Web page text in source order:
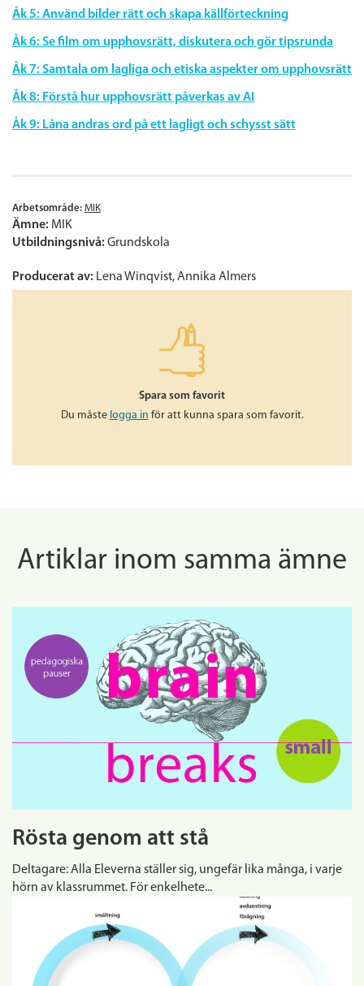
Åk 5: Använd bilder rätt och skapa källförteckning
Åk 6: Se film om upphovsrätt, diskutera och gör tipsrunda
Åk 7: Samtala om lagliga och etiska aspekter om upphovsrätt
Åk 8: Förstå hur upphovsrätt påverkas av AI
Åk 9: Låna andras ord på ett lagligt och schysst sätt
Arbetsområde: MIK
Ämne: MIK
Utbildningsnivå: Grundskola
Producerat av: Lena Winqvist, Annika Almers
Spara som favorit
Du måste logga in för att kunna spara som favorit.
Artiklar inom samma ämne
Rösta genom att stå
Deltagare: Alla Eleverna ställer sig, ungefär lika många, i varje
hörn av klassrummet. För enkelhete...